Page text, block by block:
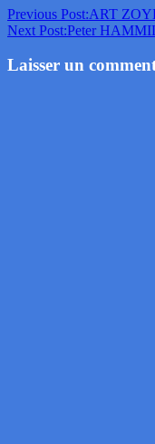
Previous Post:ART
Next Post:Peter
Laisser un